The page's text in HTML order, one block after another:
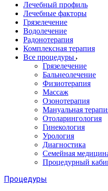
Лечебный профиль
Лечебные факторы
Грязелечение
Водолечение
Радонотерапия
Комплексная терапия
Все процедуры
Грязелечение
Бальнеолечение
Физиотерапия
Массаж
Озонотерапия
Мануальная
Отоларингология
Гинекология
Урология
Диагностика
Семейная
Процедурный
Процедуры